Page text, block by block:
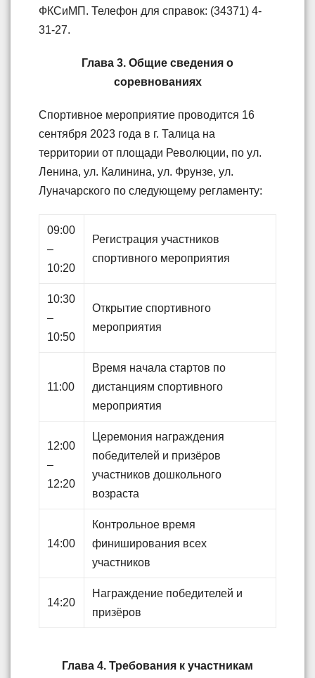
ФКСиМП. Телефон для справок: (34371) 4-
31-27.
Глава 3. Общие сведения о
соревнованиях
Спортивное мероприятие проводится 16
сентября 2023 года в г. Талица на
территории от площади Революции, по ул.
Ленина, ул. Калинина, ул. Фрунзе, ул.
Луначарского по следующему регламенту:
09:00
–
10:20
Регистрация участников
спортивного мероприятия
10:30
–
10:50
Открытие спортивного
мероприятия
11:00
Время начала стартов по
дистанциям спортивного
мероприятия
12:00
–
12:20
Церемония награждения
победителей и призёров
участников дошкольного
возраста
14:00
Контрольное время
финиширования всех
участников
14:20
Награждение победителей и
призёров
Глава 4. Требования к участникам